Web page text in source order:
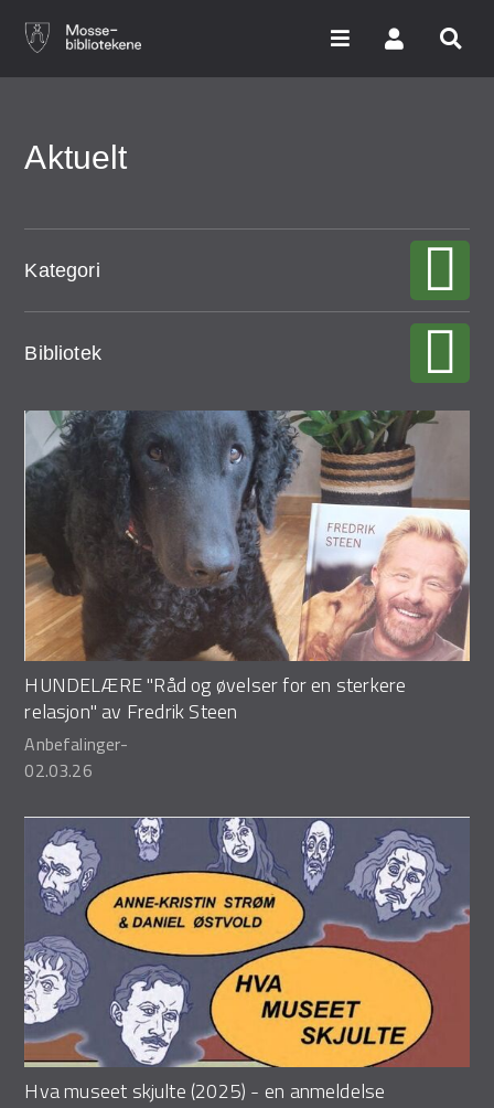
Arrangementer
Nyheter
Vi tilbyr
Søk i våre databaser
hovedinnhold
Aktuelt
Kategori
Bibliotek
HUNDELÆRE "Råd og øvelser for en sterkere
relasjon" av Fredrik Steen
Anbefalinger-
02.03.26
Hva museet skjulte (2025) - en anmeldelse
Sider